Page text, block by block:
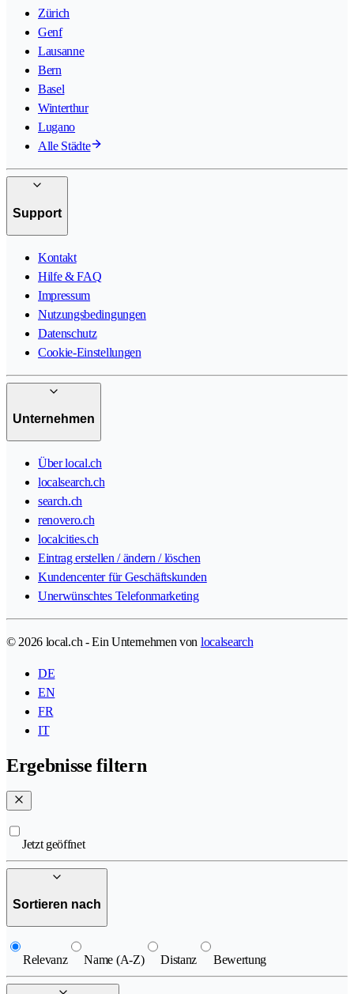
Zürich
Genf
Lausanne
Bern
Basel
Winterthur
Lugano
Alle Städte
Support
Kontakt
Hilfe & FAQ
Impressum
Nutzungsbedingungen
Datenschutz
Cookie-Einstellungen
Unternehmen
Über local.ch
localsearch.ch
search.ch
renovero.ch
localcities.ch
Eintrag erstellen / ändern / löschen
Kundencenter für Geschäftskunden
Unerwünschtes Telefonmarketing
© 2026 local.ch - Ein Unternehmen von localsearch
DE
EN
FR
IT
Ergebnisse filtern
Jetzt geöffnet
Sortieren nach
Relevanz Name (A-Z) Distanz Bewertung